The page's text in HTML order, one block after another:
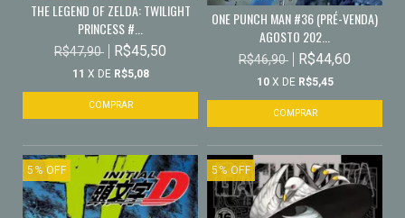
THE LEGEND OF ZELDA: TWILIGHT
PRINCESS #...
R$47,90 R$45,50
11 X DE R$5,08
ONE PUNCH MAN #36 (PRÉ-VENDA)
AGOSTO 202...
R$46,90 R$44,60
10 X DE R$5,45
5 % OFF 5% OFF